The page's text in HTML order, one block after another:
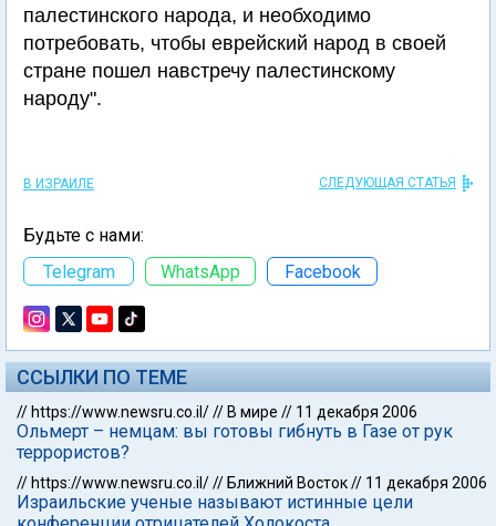
палестинского народа, и необходимо
потребовать, чтобы еврейский народ в своей
стране пошел навстречу палестинскому
народу".
В ИЗРАИЛЕ СЛЕДУЮЩАЯ СТАТЬЯ
Будьте с нами:
Telegram
WhatsApp Facebook
ССЫЛКИ ПО ТЕМЕ
// https://www.newsru.co.il/// В мире // 11 декабря 2006
Ольмерт – немцам: вы готовы гибнуть в Газе от рук
террористов?
// https://www.newsru.co.il/// Ближний Восток// 11 декабря 2006
Израильские ученые называют истинные цели